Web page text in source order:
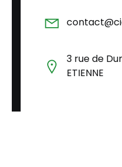
3 rue de
ETIENNE